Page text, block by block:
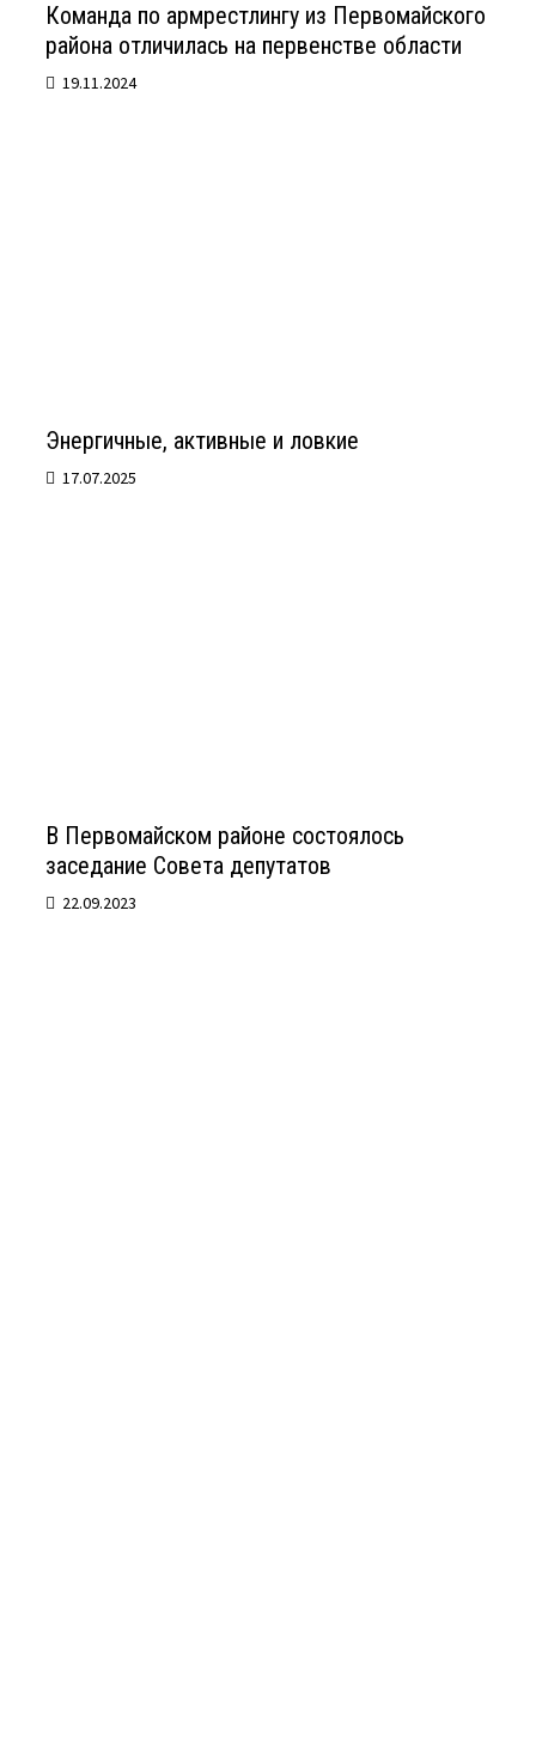
Команда по армрестлингу из Первомайского
района отличилась на первенстве области
19.11.2024
Энергичные, активные и ловкие
17.07.2025
В Первомайском районе состоялось
заседание Совета депутатов
22.09.2023